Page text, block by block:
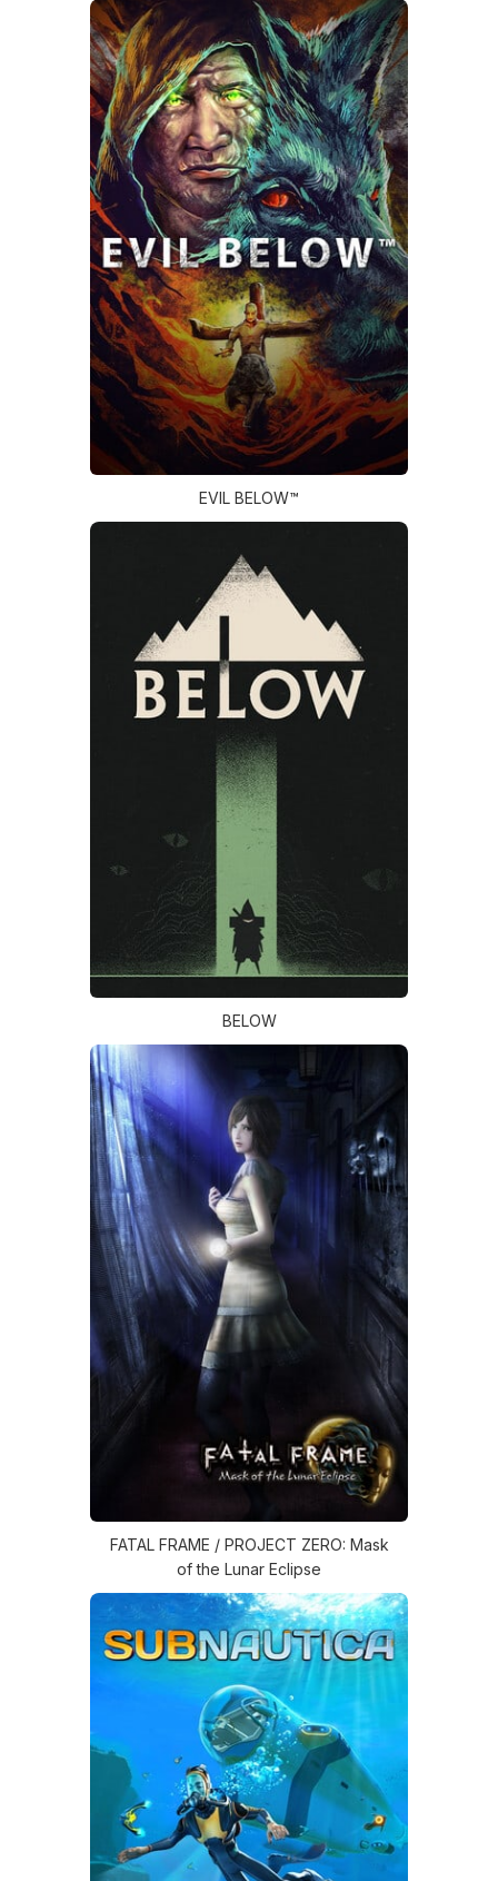
EVIL BELOW™
BELOW
FATAL FRAME / PROJECT ZERO: Mask
of the Lunar Eclipse